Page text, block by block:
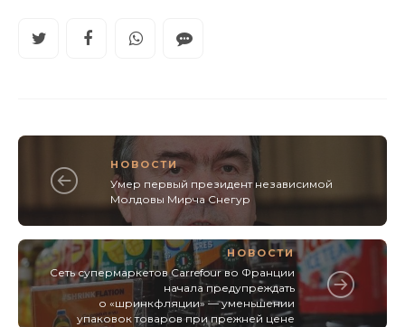
НОВОСТИ
Умер первый президент независимой
Молдовы Мирча Снегур
НОВОСТИ
Сеть супермаркетов Carrefour во Франции
начала предупреждать
о «шринкфляции» — уменьшении
упаковок товаров при прежней цене